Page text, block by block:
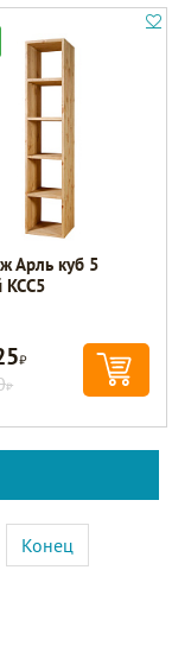
Арль куб 5
Р
Р
Конец